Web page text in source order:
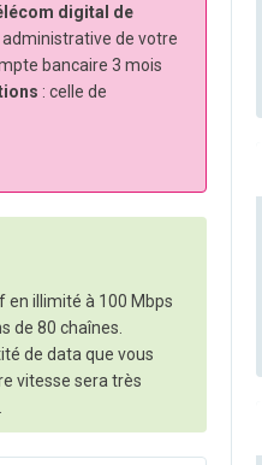
digital de
de votre
bancaire 3 mois
: celle de
en illimité à 100 Mbps
de 80 chaînes.
de data que vous
vitesse sera très